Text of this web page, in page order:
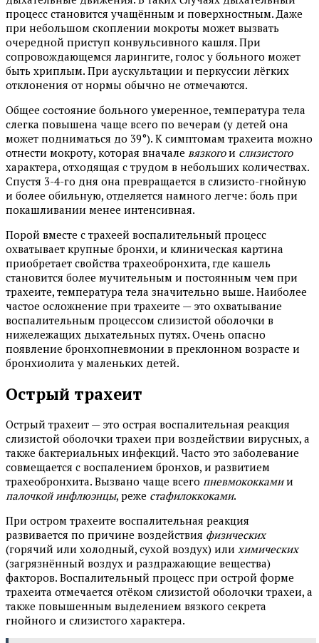
процесс становится учащённым и поверхностным. Даже
при небольшом скоплении мокроты может вызвать
очередной приступ конвульсивного кашля. При
сопровождающемся ларингите, голос у больного может
быть хриплым. При аускультации и перкуссии лёгких
отклонения от нормы обычно не отмечаются.
Общее состояние больного умеренное, температура тела
слегка повышена чаще всего по вечерам (у детей она
может подниматься до 39°). К симптомам трахеита можно
отнести мокроту, которая вначале вязкогои слизистого
характера, отходящая с трудом в небольших количествах.
Спустя 3-4-го дня она превращается в слизисто-гнойную
и более обильную, отделяется намного легче: боль при
покашливании менее интенсивная.
Порой вместе с трахеей воспалительный процесс
охватывает крупные бронхи, и клиническая картина
приобретает свойства трахеобронхита, где кашель
становится более мучительным и постоянным чем при
трахеите, температура тела значительно выше. Наиболее
частое осложнение при трахеите — это охватывание
воспалительным процессом слизистой оболочки в
нижележащих дыхательных путях. Очень опасно
появление бронхопневмонии в преклонном возрасте и
бронхиолита у маленьких детей.
Острый трахеит
Острый трахеит — это острая воспалительная реакция
слизистой оболочки трахеи при воздействии вирусных, а
также бактериальных инфекций. Часто это заболевание
совмещается с воспалением бронхов, и развитием
трахеобронхита. Вызвано чаще всего пневмококкамии
палочкой инфлюэнцы, реже стафилоккоками.
При остром трахеите воспалительная реакция
развивается по причине воздействия физических
(горячий или холодный, сухой воздух) или химических
(загрязнённый воздух и раздражающие вещества)
факторов. Воспалительный процесс при острой форме
трахеита отмечается отёком слизистой оболочки трахеи, а
также повышенным выделением вязкого секрета
гнойного и слизистого характера.